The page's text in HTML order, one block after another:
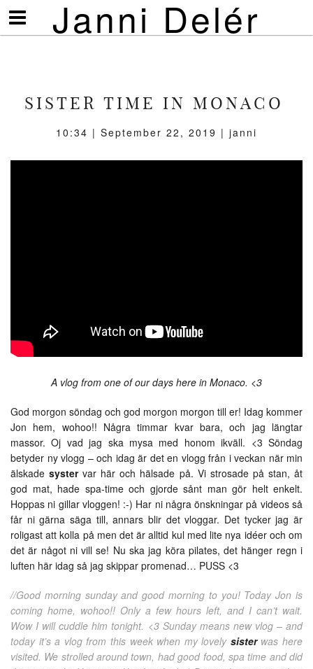
Janni Delér
Visa/göm
meny
SISTER TIME IN MONACO
10:34 | September 22, 2019 | janni
A vlog from one of our days here in Monaco. <3
God morgon söndag och god morgon morgon till er! Idag kommer
Jon hem, wohoo!! Några timmar kvar bara, och jag längtar
massor. Oj vad jag ska mysa med honom ikväll. <3 Söndag
betyder ny vlogg – och idag är det en vlogg från i veckan när min
älskadesystervar här och hälsade på. Vi strosade på stan, åt
god mat, hade spa-time och gjorde sånt man gör helt enkelt.
Hoppas ni gillar vloggen! :-) Har ni några önskningar på videos så
får ni gärna säga till, annars blir det vloggar. Det tycker jag är
roligast att kolla på men det är alltid kul med lite nya idéer och om
det är något ni vill se! Nu ska jag köra pilates, det hänger regn i
luften här idag så jag skippar promenad… PUSS <3
//Good morning sunday and good morning to you! Today Jon is
coming home, wohoo!! Only a few hours left, and I can’t wait.
Wow I will cuddle him tonight. <3 Sunday means new vlog – and
today it’s a vlog from this week when my lovely sisterwas here
visited. We strolled around town, had good food, spa time and did